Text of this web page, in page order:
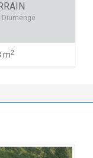
Diumenge
m2